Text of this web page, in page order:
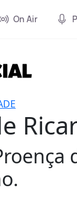
On Air